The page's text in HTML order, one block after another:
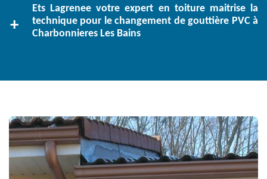
Ets Lagrenee votre expert en toiture maitrise la
technique pour le changement de gouttière PVC à
Charbonnieres Les Bains